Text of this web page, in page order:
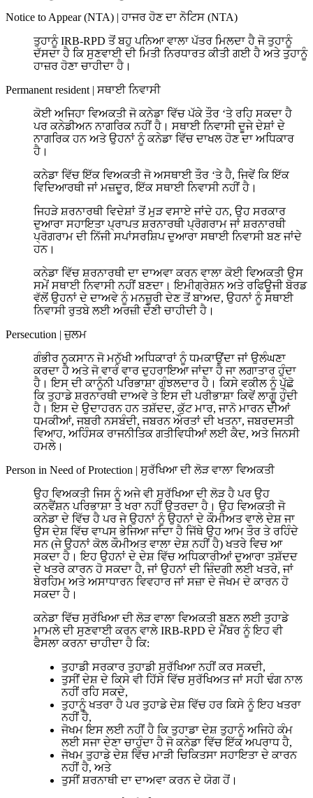
Notice to Appear (NTA) | ਹਾਜਰ ਹੋਣ ਦਾ ਨੋਟਿਸ (NTA)
ਤੁਹਾਨੂੰ IRB-RPD ਤੋਂ ਬਹੁ ਪਨਿਆ ਵਾਲਾ ਪੱਤਰ ਮਿਲਦਾ ਹੈ ਜੋ ਤੁਹਾਨੂੰ
ਦੱਸਦਾ ਹੈ ਕਿ ਸੁਣਵਾਈ ਦੀ ਮਿਤੀ ਨਿਰਧਾਰਤ ਕੀਤੀ ਗਈ ਹੈ ਅਤੇ ਤੁਹਾਨੂੰ
ਹਾਜ਼ਰ ਹੋਣਾ ਚਾਹੀਦਾ ਹੈ।
Permanent resident | ਸਥਾਈ ਨਿਵਾਸੀ
ਕੋਈ ਅਜਿਹਾ ਵਿਅਕਤੀ ਜੋ ਕਨੇਡਾ ਵਿੱਚ ਪੱਕੇ ਤੌਰ ‘ਤੇ ਰਹਿ ਸਕਦਾ ਹੈ
ਪਰ ਕਨੇਡੀਅਨ ਨਾਗਰਿਕ ਨਹੀਂ ਹੈ। ਸਥਾਈ ਨਿਵਾਸੀ ਦੂਜੇ ਦੇਸ਼ਾਂ ਦੇ
ਨਾਗਰਿਕ ਹਨ ਅਤੇ ਉਹਨਾਂ ਨੂੰ ਕਨੇਡਾ ਵਿੱਚ ਦਾਖਲ ਹੋਣ ਦਾ ਅਧਿਕਾਰ
ਹੈ।
ਕਨੇਡਾ ਵਿੱਚ ਇੱਕ ਵਿਅਕਤੀ ਜੋ ਅਸਥਾਈ ਤੌਰ ‘ਤੇ ਹੈ, ਜਿਵੇਂ ਕਿ ਇੱਕ
ਵਿਦਿਆਰਥੀ ਜਾਂ ਮਜ਼ਦੂਰ, ਇੱਕ ਸਥਾਈ ਨਿਵਾਸੀ ਨਹੀਂ ਹੈ।
ਜਿਹੜੇ ਸ਼ਰਨਾਰਥੀ ਵਿਦੇਸ਼ਾਂ ਤੋਂ ਮੁੜ ਵਸਾਏ ਜਾਂਦੇ ਹਨ, ਉਹ ਸਰਕਾਰ
ਦੁਆਰਾ ਸਹਾਇਤਾ ਪ੍ਰਾਪਤ ਸ਼ਰਨਾਰਥੀ ਪ੍ਰੋਗਰਾਮ ਜਾਂ ਸ਼ਰਨਾਰਥੀ
ਪ੍ਰੋਗਰਾਮ ਦੀ ਨਿੱਜੀ ਸਪਾਂਸਰਸ਼ਿਪ ਦੁਆਰਾ ਸਥਾਈ ਨਿਵਾਸੀ ਬਣ ਜਾਂਦੇ
ਹਨ।
ਕਨੇਡਾ ਵਿੱਚ ਸ਼ਰਨਾਰਥੀ ਦਾ ਦਾਅਵਾ ਕਰਨ ਵਾਲਾ ਕੋਈ ਵਿਅਕਤੀ ਉਸ
ਸਮੇਂ ਸਥਾਈ ਨਿਵਾਸੀ ਨਹੀਂ ਬਣਦਾ। ਇਮੀਗ੍ਰੇਸ਼ਨ ਅਤੇ ਰਫਿਊਜੀ ਬੋਰਡ
ਵੱਲੋਂ ਉਹਨਾਂ ਦੇ ਦਾਅਵੇ ਨੂੰ ਮਨਜ਼ੂਰੀ ਦੇਣ ਤੋਂ ਬਾਅਦ, ਉਹਨਾਂ ਨੂੰ ਸਥਾਈ
ਨਿਵਾਸੀ ਰੁਤਬੇ ਲਈ ਅਰਜ਼ੀ ਦੇਣੀ ਚਾਹੀਦੀ ਹੈ।
Persecution | ਜ਼ੁਲਮ
ਗੰਭੀਰ ਨੁਕਸਾਨ ਜੋ ਮਨੁੱਖੀ ਅਧਿਕਾਰਾਂ ਨੂੰ ਧਮਕਾਉਂਦਾ ਜਾਂ ਉਲੰਘਣਾ
ਕਰਦਾ ਹੈ ਅਤੇ ਜੋ ਵਾਰੰ ਵਾਰ ਦੁਹਰਾਇਆ ਜਾਂਦਾ ਹੈ ਜਾ ਲਗਾਤਾਰ ਹੁੰਦਾ
ਹੈ। ਇਸ ਦੀ ਕਾਨੂੰਨੀ ਪਰਿਭਾਸ਼ਾ ਗੁੰਝਲਦਾਰ ਹੈ। ਕਿਸੇ ਵਕੀਲ ਨੂੰ ਪੁੱਛੋ
ਕਿ ਤੁਹਾਡੇ ਸ਼ਰਨਾਰਥੀ ਦਾਅਵੇ ਤੇ ਇਸ ਦੀ ਪਰੀਭਾਸ਼ਾ ਕਿਵੇਂ ਲਾਗੂ ਹੁੰਦੀ
ਹੈ। ਇਸ ਦੇ ਉਦਾਹਰਨ ਹਨ ਤਸ਼ੱਦਦ, ਕੁੱਟ ਮਾਰ, ਜਾਨੋ ਮਾਰਨ ਦੀਆਂ
ਧਮਕੀਆਂ, ਜਬਰੀ ਨਸਬੰਦੀ, ਜਬਰਨ ਔਰਤਾਂ ਦੀ ਖਤਨਾ, ਜਬਰਦਸਤੀ
ਵਿਆਹ, ਅਹਿੰਸਕ ਰਾਜਨੀਤਿਕ ਗਤੀਵਿਧੀਆਂ ਲਈ ਕੈਦ, ਅਤੇ ਜਿਨਸੀ
ਹਮਲੇ।
Person in Need of Protection | ਸੁਰੱਖਿਆ ਦੀ ਲੋੜ ਵਾਲਾ ਵਿਅਕਤੀ
ਉਹ ਵਿਅਕਤੀ ਜਿਸ ਨੂੰ ਅਜੇ ਵੀ ਸੁਰੱਖਿਆ ਦੀ ਲੋੜ ਹੈ ਪਰ ਉਹ
ਕਨਵੈਂਸ਼ਨ ਪਰਿਭਾਸ਼ਾ ਤੇ ਖਰਾ ਨਹੀਂ ਉਤਰਦਾ ਹੈ। ਉਹ ਵਿਅਕਤੀ ਜੋ
ਕਨੇਡਾ ਦੇ ਵਿੱਚ ਹੈ ਪਰ ਜੇ ਉਹਨਾਂ ਨੂੰ ਉਹਨਾਂ ਦੇ ਕੌਮੀਅਤ ਵਾਲੇ ਦੇਸ਼ ਜਾ
ਉਸ ਦੇਸ਼ ਵਿੱਚ ਵਾਪਸ ਭੇਜਿਆ ਜਾਂਦਾ ਹੈ ਜਿੱਥੇ ਉਹ ਆਮ ਤੌਰ ਤੇ ਰਹਿੰਦੇ
ਸਨ (ਜੇ ਉਹਨਾਂ ਕੋਲ ਕੌਮੀਅਤ ਵਾਲਾ ਦੇਸ਼ ਨਹੀਂ ਹੈ) ਖਤਰੇ ਵਿਚ ਆ
ਸਕਦਾ ਹੈ। ਇਹ ਉਹਨਾਂ ਦੇ ਦੇਸ਼ ਵਿੱਚ ਅਧਿਕਾਰੀਆਂ ਦੁਆਰਾ ਤਸ਼ੱਦਦ
ਦੇ ਖਤਰੇ ਕਾਰਨ ਹੋ ਸਕਦਾ ਹੈ, ਜਾਂ ਉਹਨਾਂ ਦੀ ਜ਼ਿੰਦਗੀ ਲਈ ਖਤਰੇ, ਜਾਂ
ਬੇਰਹਿਮ ਅਤੇ ਅਸਾਧਾਰਨ ਵਿਵਹਾਰ ਜਾਂ ਸਜ਼ਾ ਦੇ ਜੋਖਮ ਦੇ ਕਾਰਨ ਹੋ
ਸਕਦਾ ਹੈ।
ਕਨੇਡਾ ਵਿੱਚ ਸੁਰੱਖਿਆ ਦੀ ਲੋੜ ਵਾਲਾ ਵਿਅਕਤੀ ਬਣਨ ਲਈ ਤੁਹਾਡੇ
ਮਾਮਲੇ ਦੀ ਸੁਣਵਾਈ ਕਰਨ ਵਾਲੇ IRB-RPD ਦੇ ਮੈਂਬਰ ਨੂੰ ਇਹ ਵੀ
ਫੈਸਲਾ ਕਰਨਾ ਚਾਹੀਦਾ ਹੈ ਕਿ:
ਤੁਹਾਡੀ ਸਰਕਾਰ ਤੁਹਾਡੀ ਸੁਰੱਖਿਆ ਨਹੀਂ ਕਰ ਸਕਦੀ,
ਤੁਸੀਂ ਦੇਸ਼ ਦੇ ਕਿਸੇ ਵੀ ਹਿੱਸੇ ਵਿੱਚ ਸੁਰੱਖਿਅਤ ਜਾਂ ਸਹੀ ਢੰਗ ਨਾਲ
ਨਹੀਂ ਰਹਿ ਸਕਦੇ,
ਤੁਹਾਨੂੰ ਖਤਰਾ ਹੈ ਪਰ ਤੁਹਾਡੇ ਦੇਸ਼ ਵਿੱਚ ਹਰ ਕਿਸੇ ਨੂੰ ਇਹ ਖਤਰਾ
ਨਹੀਂ ਹੈ,
ਜੋਖਮ ਇਸ ਲਈ ਨਹੀਂ ਹੈ ਕਿ ਤੁਹਾਡਾ ਦੇਸ਼ ਤੁਹਾਨੂੰ ਅਜਿਹੇ ਕੰਮ
ਲਈ ਸਜਾ ਦੇਣਾ ਚਾਹੁੰਦਾ ਹੈ ਜੋ ਕਨੇਡਾ ਵਿੱਚ ਇੱਕ ਅਪਰਾਧ ਹੈ,
ਜੋਖਮ ਤੁਹਾਡੇ ਦੇਸ਼ ਵਿੱਚ ਮਾੜੀ ਚਿਕਿਤਸਾ ਸਹਾਇਤਾ ਦੇ ਕਾਰਨ
ਨਹੀਂ ਹੈ, ਅਤੇ
ਤੁਸੀਂ ਸ਼ਰਨਾਥੀ ਦਾ ਦਾਅਵਾ ਕਰਨ ਦੇ ਯੋਗ ਹੋਂ।